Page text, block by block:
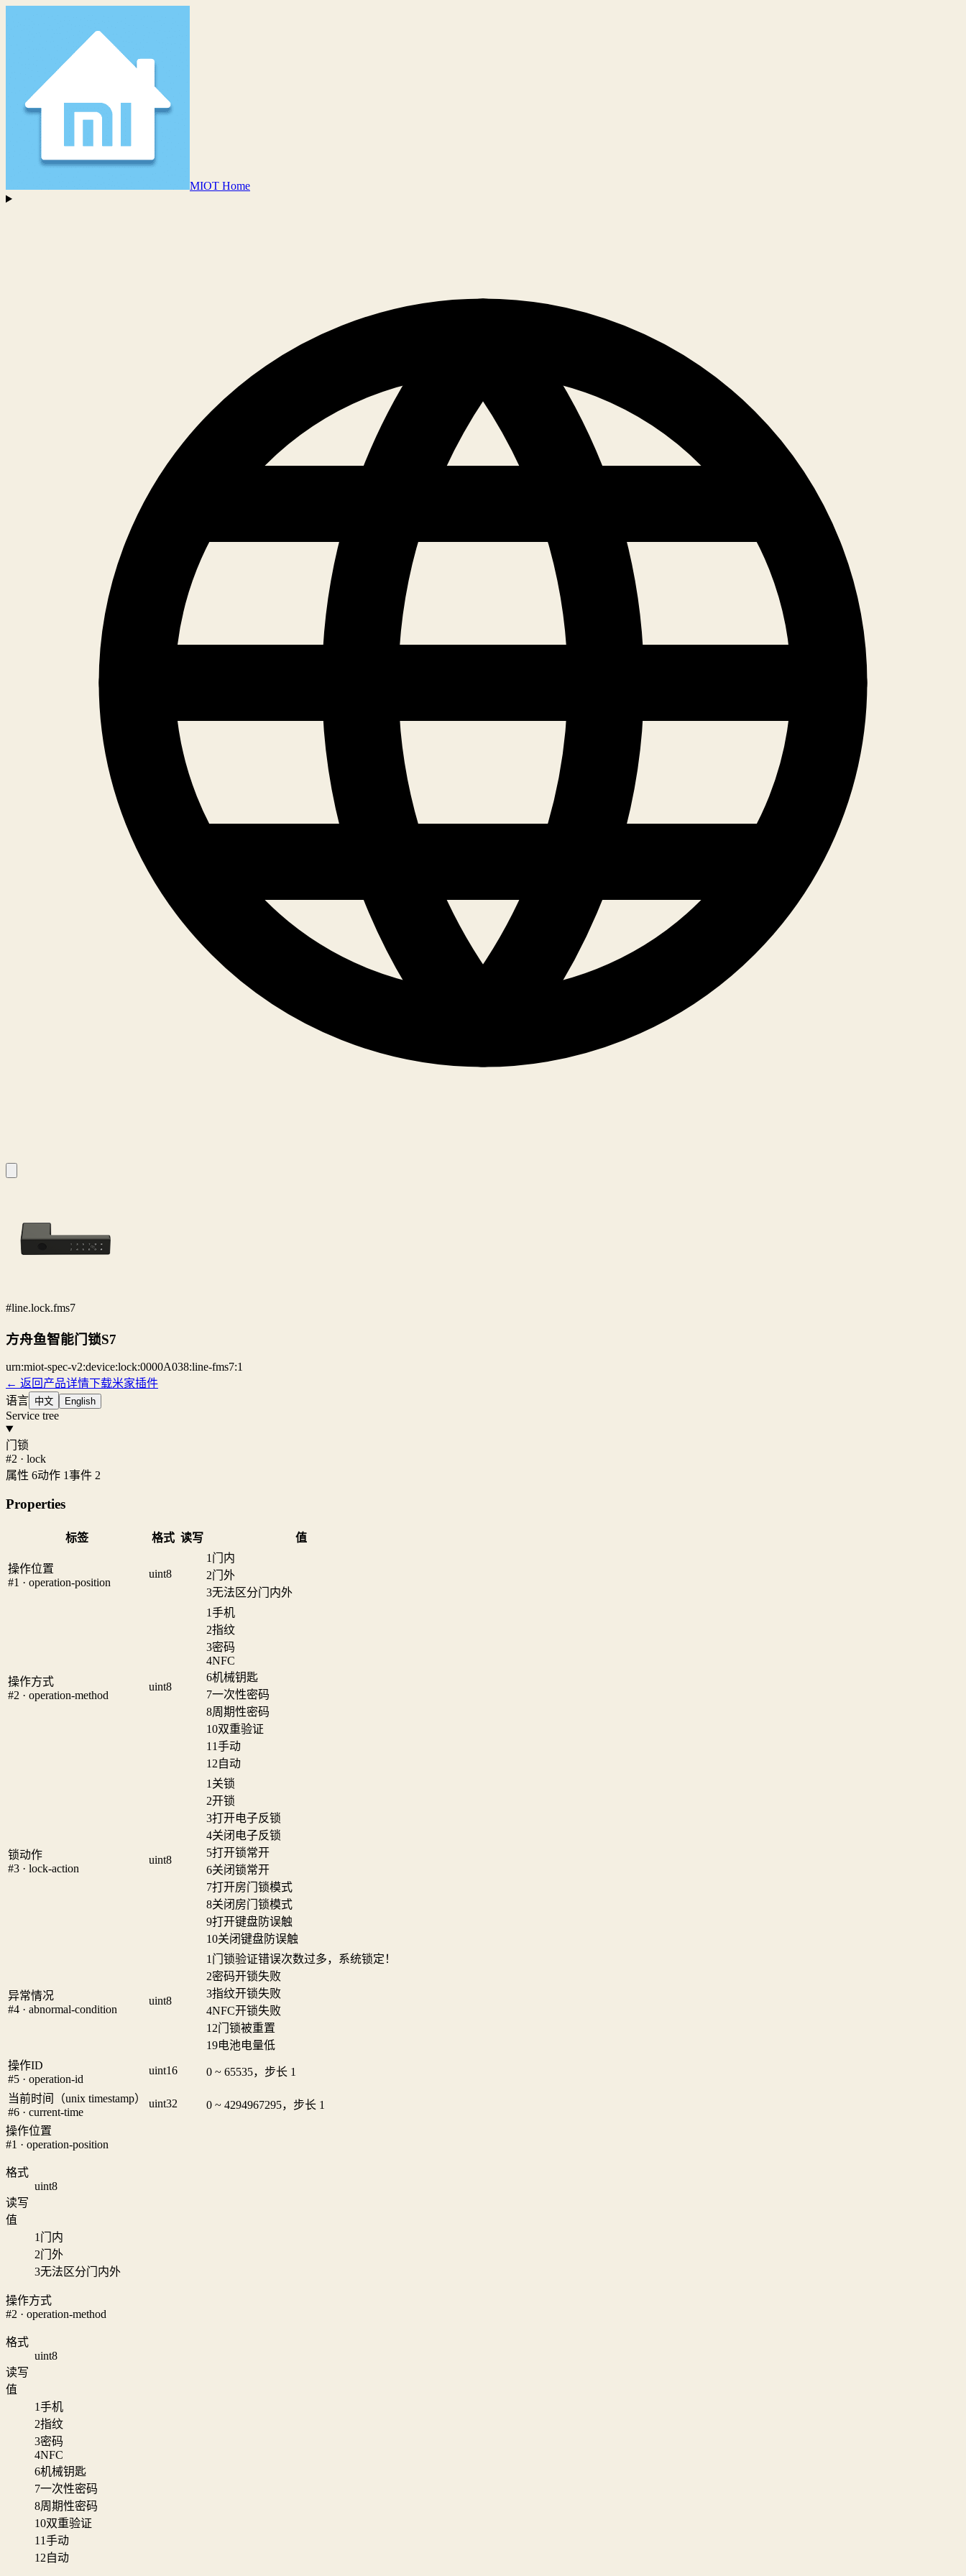
MIOT Home
#line.lock.fms7
方舟鱼智能门锁S7
urn:miot-spec-v2:device:lock:0000A038:line-fms7:1
← 返回产品详情下载米家插件
语言 中文 English
Service tree
门锁
#2 · lock
属性 6动作 1事件 2
Properties
标签 格式 读写 值
操作位置
#1 · operation-position
uint8
1 门内
2门外
3无法区分门内外
操作方式
#2 · operation-method
uint8
1手机
2指纹
3密码
4NFC
6机械钥匙
7一次性密码
8周期性密码
10双重验证
11手动
12自动
锁动作
#3 · lock-action
uint8
1 关锁
2开锁
3打开电子反锁
4关闭电子反锁
5打开锁常开
6关闭锁常开
7打开房门锁模式
8关闭房门锁模式
9打开键盘防误触
10关闭键盘防误触
异常情况
#4 · abnormal-condition
uint8
1 门锁验证错误次数过多，系统锁定！
2密码开锁失败
3指纹开锁失败
4NFC开锁失败
12门锁被重置
19电池电量低
操作ID
#5 · operation-id
uint16 0 ~ 65535，步长 1
当前时间（unix timestamp）
#6 · current-time
uint32 0 ~ 4294967295，步长 1
操作位置
#1 · operation-position
格式
uint8
读写
值
1 门内
2门外
3无法区分门内外
操作方式
#2 · operation-method
格式
uint8
读写
值
1手机
2指纹
3密码
4NFC
6机械钥匙
7一次性密码
8周期性密码
10双重验证
11手动
12自动